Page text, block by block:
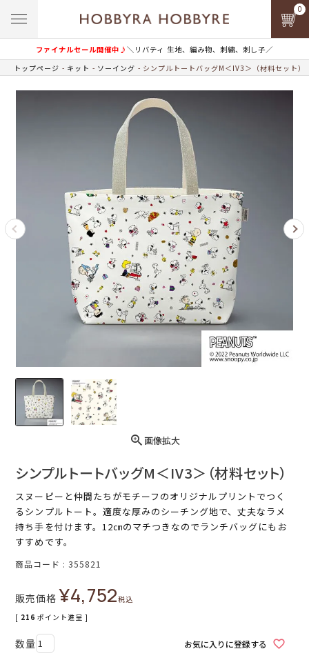
ファイナルセール開催中♪＼リバティ 生地、編み物、刺繍、刺し子／
0
トップページ キット ソーイング シンプルトートバッグM＜IV3＞（材料セット）
画像拡大
シンプルトートバッグM＜IV3＞（材料セット）
スヌーピーと仲間たちがモチーフのオリジナルプリントでつく
るシンプルトート。適度な厚みのシーチング地で、丈夫なラメ
持ち手を付けます。12㎝のマチつきなのでランチバッグにもお
すすめです。
商品コード 355821
販売価格 ¥4,752税込
[ 216 ポイント進呈 ]
お気に入りに登録する